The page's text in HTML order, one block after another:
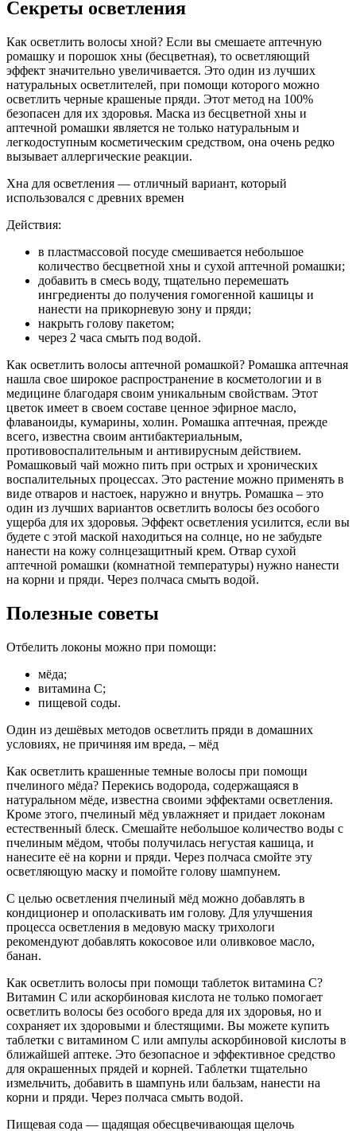
Секреты осветления
Как осветлить волосы хной? Если вы смешаете аптечную
ромашку и порошок хны (бесцветная), то осветляющий
эффект значительно увеличивается. Это один из лучших
натуральных осветлителей, при помощи которого можно
осветлить черные крашеные пряди. Этот метод на 100%
безопасен для их здоровья. Маска из бесцветной хны и
аптечной ромашки является не только натуральным и
легкодоступным косметическим средством, она очень редко
вызывает аллергические реакции.
Хна для осветления — отличный вариант, который
использовался с древних времен
Действия:
в пластмассовой посуде смешивается небольшое
количество бесцветной хны и сухой аптечной ромашки;
добавить в смесь воду, тщательно перемешать
ингредиенты до получения гомогенной кашицы и
нанести на прикорневую зону и пряди;
накрыть голову пакетом;
через 2 часа смыть под водой.
Как осветлить волосы аптечной ромашкой? Ромашка аптечная
нашла свое широкое распространение в косметологии и в
медицине благодаря своим уникальным свойствам. Этот
цветок имеет в своем составе ценное эфирное масло,
флаваноиды, кумарины, холин. Ромашка аптечная, прежде
всего, известна своим антибактериальным,
противовоспалительным и антивирусным действием.
Ромашковый чай можно пить при острых и хронических
воспалительных процессах. Это растение можно применять в
виде отваров и настоек, наружно и внутрь. Ромашка – это
один из лучших вариантов осветлить волосы без особого
ущерба для их здоровья. Эффект осветления усилится, если вы
будете с этой маской находиться на солнце, но не забудьте
нанести на кожу солнцезащитный крем. Отвар сухой
аптечной ромашки (комнатной температуры) нужно нанести
на корни и пряди. Через полчаса смыть водой.
Полезные советы
Отбелить локоны можно при помощи:
мёда;
витамина С;
пищевой соды.
Один из дешёвых методов осветлить пряди в домашних
условиях, не причиняя им вреда, – мёд
Как осветлить крашенные темные волосы при помощи
пчелиного мёда? Перекись водорода, содержащаяся в
натуральном мёде, известна своими эффектами осветления.
Кроме этого, пчелиный мёд увлажняет и придает локонам
естественный блеск. Смешайте небольшое количество воды с
пчелиным мёдом, чтобы получилась негустая кашица, и
нанесите её на корни и пряди. Через полчаса смойте эту
осветляющую маску и помойте голову шампунем.
С целью осветления пчелиный мёд можно добавлять в
кондиционер и ополаскивать им голову. Для улучшения
процесса осветления в медовую маску трихологи
рекомендуют добавлять кокосовое или оливковое масло,
банан.
Как осветлить волосы при помощи таблеток витамина С?
Витамин C или аскорбиновая кислота не только помогает
осветлить волосы без особого вреда для их здоровья, но и
сохраняет их здоровыми и блестящими. Вы можете купить
таблетки с витамином С или ампулы аскорбиновой кислоты в
ближайшей аптеке. Это безопасное и эффективное средство
для окрашенных прядей и корней. Таблетки тщательно
измельчить, добавить в шампунь или бальзам, нанести на
корни и пряди. Через полчаса смыть водой.
Пищевая сода — щадящая обесцвечивающая щелочь